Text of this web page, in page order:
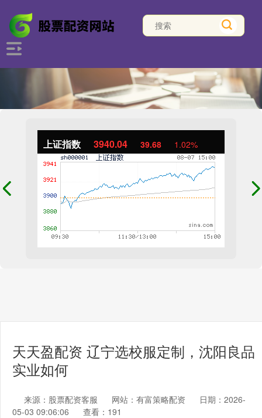
上证指数 3940.04 39.68 1.02%
天天盈配资 辽宁选校服定制，沈阳良品
实业如何
来源：股票配资客服 网站：有富策略配资
日期：2026-
05-03 09:06:06
查看：191